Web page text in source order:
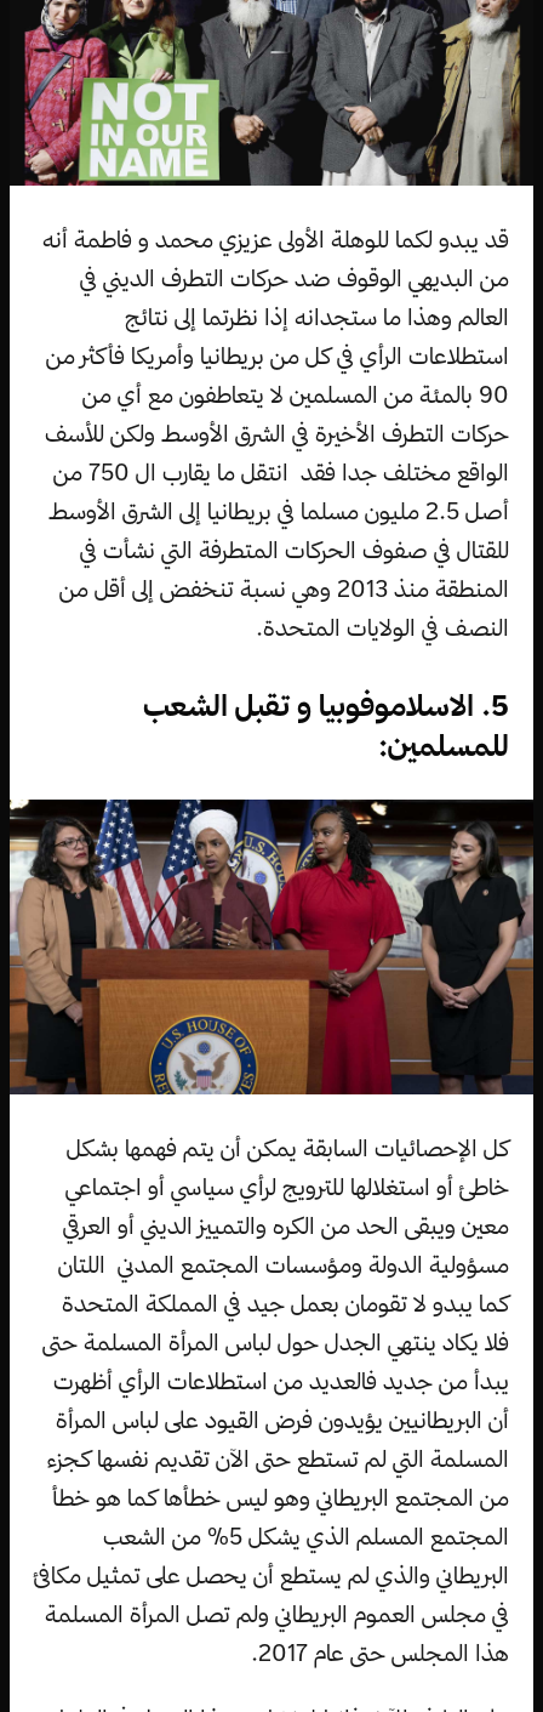
قد يبدو لكما للوهلة الأولى عزيزي محمد و فاطمة أنه
من البديهي الوقوف ضد حركات التطرف الديني في
العالم وهذا ما ستجدانه إذا نظرتما إلى نتائج
استطلاعات الرأي في كل من بريطانيا وأمريكا فأكثر من
90 بالمئة من المسلمين لا يتعاطفون مع أي من
حركات التطرف الأخيرة في الشرق الأوسط ولكن للأسف
الواقع مختلف جدا فقد انتقل ما يقارب ال 750 من
أصل 2.5 مليون مسلما في بريطانيا إلى الشرق الأوسط
للقتال في صفوف الحركات المتطرفة التي نشأت في
المنطقة منذ 2013 وهي نسبة تنخفض إلى أقل من
النصف في الولايات المتحدة.
5. الاسلاموفوبيا و تقبل الشعب
للمسلمين:
كل الإحصائيات السابقة يمكن أن يتم فهمها بشكل
خاطئ أو استغلالها للترويج لرأي سياسي أو اجتماعي
معين ويبقى الحد من الكره والتمييز الديني أو العرقي
مسؤولية الدولة ومؤسسات المجتمع المدني اللتان
كما يبدو لا تقومان بعمل جيد في المملكة المتحدة
فلا يكاد ينتهي الجدل حول لباس المرأة المسلمة حتى
يبدأ من جديد فالعديد من استطلاعات الرأي أظهرت
أن البريطانيين يؤيدون فرض القيود على لباس المرأة
المسلمة التي لم تستطع حتى الآن تقديم نفسها كجزء
من المجتمع البريطاني وهو ليس خطأها كما هو خطأ
المجتمع المسلم الذي يشكل 5% من الشعب
البريطاني والذي لم يستطع أن يحصل على تمثيل مكافئ
في مجلس العموم البريطاني ولم تصل المرأة المسلمة
هذا المجلس حتى عام 2017.